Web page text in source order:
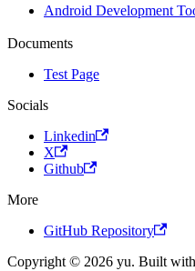
Android Development
Documents
Test Page
Socials
Linkedin
X
Github
More
GitHub Repository
Copyright © 2026 yu. Built with